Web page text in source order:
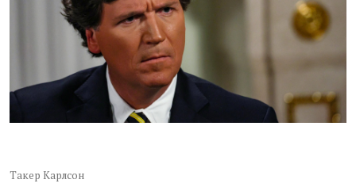
Такер Карлсон